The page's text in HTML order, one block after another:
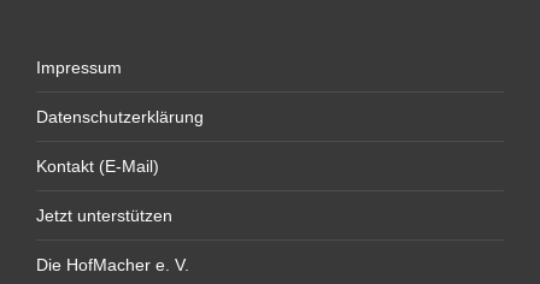
Impressum
Datenschutzerklärung
Kontakt (E-Mail)
Jetzt unterstützen
Die HofMacher e. V.